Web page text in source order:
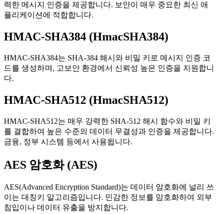
력한 메시지 인증을 제공합니다. 보안이 매우 중요한 최신 애
플리케이션에 적합합니다.
HMAC-SHA384 (HmacSHA384)
HMAC-SHA384는 SHA-384 해시와 비밀 키로 메시지 인증 코
드를 생성하며, 고보안 환경에서 신뢰성 높은 인증을 지원합니
다.
HMAC-SHA512 (HmacSHA512)
HMAC-SHA512는 매우 강력한 SHA-512 해시 함수와 비밀 키
를 결합하여 높은 수준의 데이터 무결성과 인증을 제공합니다.
금융, 정부 시스템 등에서 사용됩니다.
AES 암호화 (AES)
AES(Advanced Encryption Standard)는 데이터 암호화에 널리 쓰
이는 대칭키 알고리즘입니다. 민감한 정보를 암호화하여 외부
침입이나 데이터 유출을 방지합니다.